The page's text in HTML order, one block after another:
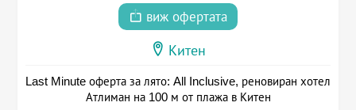
виж офертата
Китен
Last Minute оферта за лято: All Inclusive, реновиран хотел
Атлиман на 100 м от плажа в Китен